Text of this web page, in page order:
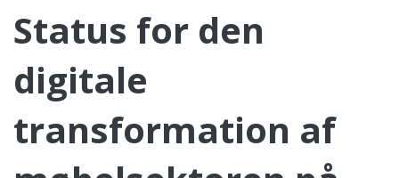
Status for den
digitale
transformation af